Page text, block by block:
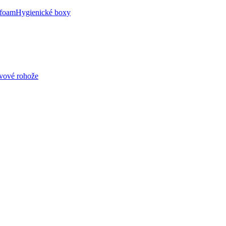
Hygienické boxy
rohože